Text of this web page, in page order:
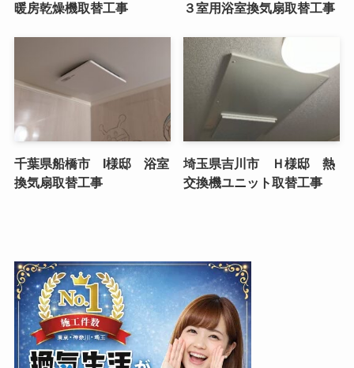
暖房乾燥機取替工事
３室用浴室換気扇取替工事
千葉県船橋市 I様邸 浴室
換気扇取替工事
埼玉県吉川市 Ｈ様邸 熱
交換機ユニット取替工事